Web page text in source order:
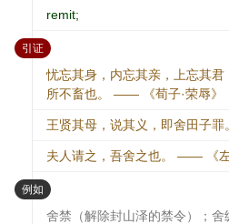
remit;
引证：
忧忘其身，内忘其亲，上忘其
所不畜也。 —— 《荀子·荣辱》
王贤其母，说其义，即舍田子
夫人请之，吾舍之也。 —— 《左
例如 ：
舍禁（解除封山泽的禁令）；